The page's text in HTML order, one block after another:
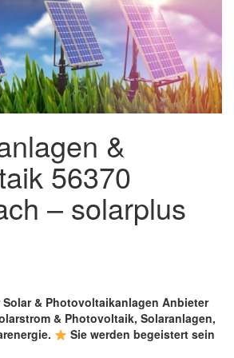
&
56370
– solarplus
& Photovoltaikanlagen Anbieter
& Photovoltaik, Solaranlagen,
Sie werden begeistert sein